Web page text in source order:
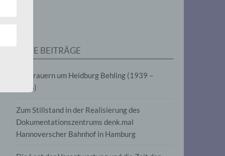
NEUE BEITRÄGE
Wir trauern um Heidburg Behling (1939 –
2026)
Zum Stillstand in der Realisierung des
Dokumentationszentrums denk.mal
Hannoverscher Bahnhof in Hamburg